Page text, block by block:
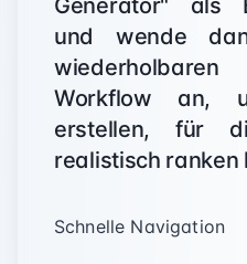
Generator" als
und wende
Workflow an,
erstellen, für
realistisch ranken
Schnelle Navigation